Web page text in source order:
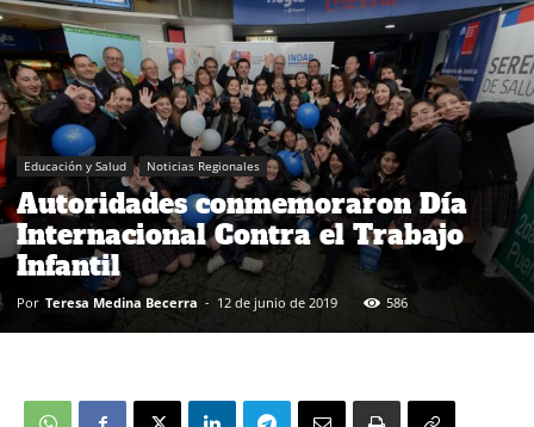
Educación y Salud Noticias Regionales
Autoridades conmemoraron Día
Internacional Contra el Trabajo
Infantil
Por Teresa Medina Becerra - 12 de junio de 2019 586